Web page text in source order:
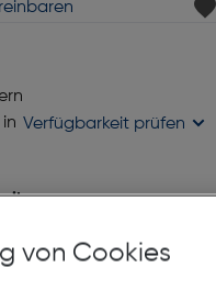
Verfügbarkeit prüfen
CR0006-1 C2
von Cookies